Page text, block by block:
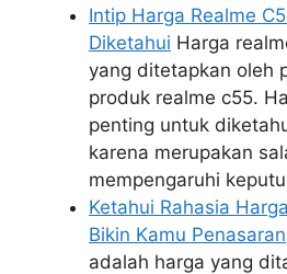
Intip Harga Realme
Diketahui Harga
yang ditetapkan oleh
produk realme c55.
penting untuk
karena merupakan
mempengaruhi
Ketahui Rahasia
Bikin Kamu Penasaran
adalah harga yang